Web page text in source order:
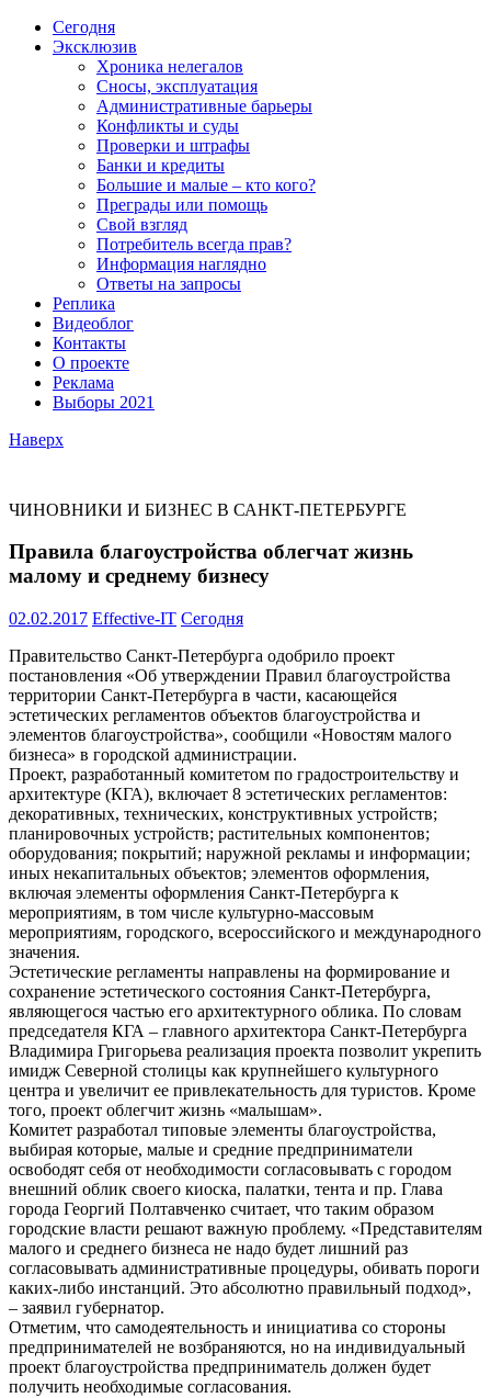
Сегодня
Эксклюзив
Хроника нелегалов
Сносы, эксплуатация
Административные барьеры
Конфликты и суды
Проверки и штрафы
Банки и кредиты
Большие и малые – кто кого?
Преграды или помощь
Свой взгляд
Потребитель всегда прав?
Информация наглядно
Ответы на запросы
Реплика
Видеоблог
Контакты
О проекте
Реклама
Выборы 2021
Наверх
ЧИНОВНИКИ И БИЗНЕС В САНКТ-ПЕТЕРБУРГЕ
Правила благоустройства облегчат жизнь
малому и среднему бизнесу
02.02.2017 Effective-IT Сегодня
Правительство Санкт-Петербурга одобрило проект
постановления «Об утверждении Правил благоустройства
территории Санкт-Петербурга в части, касающейся
эстетических регламентов объектов благоустройства и
элементов благоустройства», сообщили «Новостям малого
бизнеса» в городской администрации.
Проект, разработанный комитетом по градостроительству и
архитектуре (КГА), включает 8 эстетических регламентов:
декоративных, технических, конструктивных устройств;
планировочных устройств; растительных компонентов;
оборудования; покрытий; наружной рекламы и информации;
иных некапитальных объектов; элементов оформления,
включая элементы оформления Санкт-Петербурга к
мероприятиям, в том числе культурно-массовым
мероприятиям, городского, всероссийского и международного
значения.
Эстетические регламенты направлены на формирование и
сохранение эстетического состояния Санкт-Петербурга,
являющегося частью его архитектурного облика. По словам
председателя КГА – главного архитектора Санкт-Петербурга
Владимира Григорьева реализация проекта позволит укрепить
имидж Северной столицы как крупнейшего культурного
центра и увеличит ее привлекательность для туристов. Кроме
того, проект облегчит жизнь «малышам».
Комитет разработал типовые элементы благоустройства,
выбирая которые, малые и средние предприниматели
освободят себя от необходимости согласовывать с городом
внешний облик своего киоска, палатки, тента и пр. Глава
города Георгий Полтавченко считает, что таким образом
городские власти решают важную проблему. «Представителям
малого и среднего бизнеса не надо будет лишний раз
согласовывать административные процедуры, обивать пороги
каких-либо инстанций. Это абсолютно правильный подход»,
– заявил губернатор.
Отметим, что самодеятельность и инициатива со стороны
предпринимателей не возбраняются, но на индивидуальный
проект благоустройства предприниматель должен будет
получить необходимые согласования.